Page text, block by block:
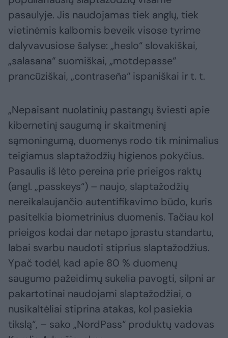
pasaulyje. Jis naudojamas tiek anglų, tiek
vietinėmis kalbomis beveik visose tyrime
dalyvavusiose šalyse: „heslo“ slovakiškai,
„salasana“ suomiškai, „motdepasse“
prancūziškai, „contraseña“ ispaniškai ir t. t.
„Nepaisant nuolatinių pastangų šviesti apie
kibernetinį saugumą ir skaitmeninį
sąmoningumą, duomenys rodo tik minimalius
teigiamus slaptažodžių higienos pokyčius.
Pasaulis iš lėto pereina prie prieigos raktų
(angl. „passkeys“) – naujo, slaptažodžių
nereikalaujančio autentifikavimo būdo, kuris
pasitelkia biometrinius duomenis. Tačiau kol
prieigos kodai dar netapo įprastu standartu,
labai svarbu naudoti stiprius slaptažodžius.
Ypač todėl, kad apie 80 % duomenų
saugumo pažeidimų sukelia pavogti, silpni ar
pakartotinai naudojami slaptažodžiai, o
nusikaltėliai stiprina atakas, kol pasiekia
tikslą“, – sako „NordPass“ produktų vadovas